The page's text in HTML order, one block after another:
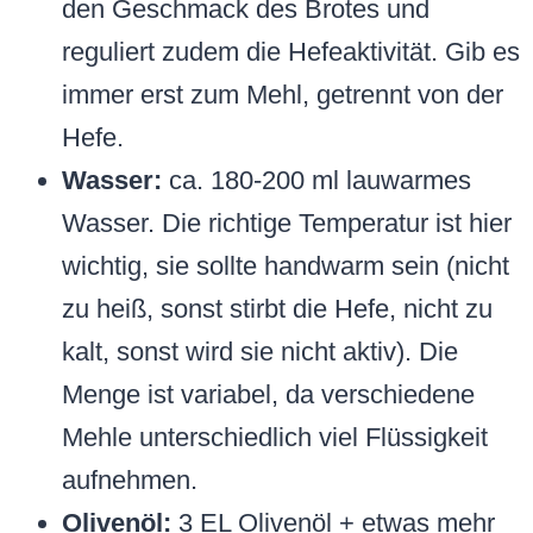
den Geschmack des Brotes und
reguliert zudem die Hefeaktivität. Gib es
immer erst zum Mehl, getrennt von der
Hefe.
Wasser: ca. 180-200 ml lauwarmes
Wasser. Die richtige Temperatur ist hier
wichtig, sie sollte handwarm sein (nicht
zu heiß, sonst stirbt die Hefe, nicht zu
kalt, sonst wird sie nicht aktiv). Die
Menge ist variabel, da verschiedene
Mehle unterschiedlich viel Flüssigkeit
aufnehmen.
Olivenöl: 3 EL Olivenöl + etwas mehr